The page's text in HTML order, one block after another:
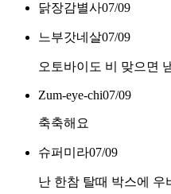
닭장감별사07/09
느부갓네살07/09
오토바이도 비 맞으면
Zum-eye-chi07/09
축축해요
슈퍼미라07/09
난 한참 탈때 박스에 우